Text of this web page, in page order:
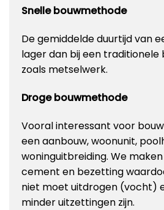
Snelle bouwmethode
De gemiddelde duurtijd van
lager dan bij een
zoals metselwerk.
Droge bouwmethode
Vooral interessant voor
een aanbouw, woonunit,
woninguitbreiding. We
cement en bezetting
niet moet uitdrogen (vocht)
minder uitzettingen zijn.